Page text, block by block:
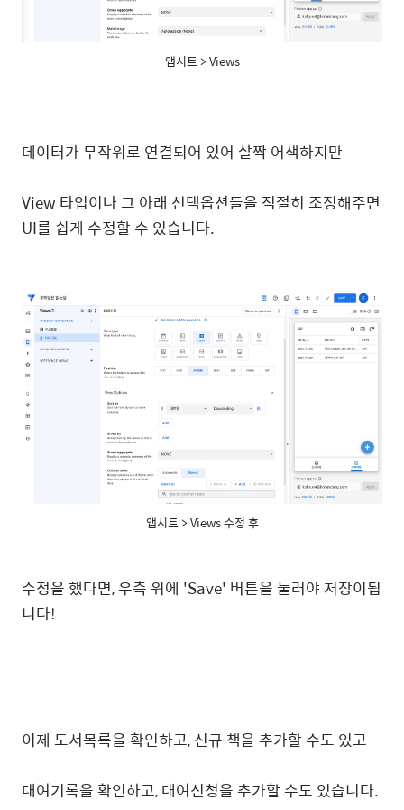
앱시트 > Views
데이터가 무작위로 연결되어 있어 살짝 어색하지만
View 타입이나 그 아래 선택옵션들을 적절히 조정해주면
UI를 쉽게 수정할 수 있습니다.
앱시트 > Views 수정 후
수정을 했다면, 우측 위에 'Save' 버튼을 눌러야 저장이됩
니다!
이제 도서목록을 확인하고, 신규 책을 추가할 수도 있고
대여기록을 확인하고, 대여신청을 추가할 수도 있습니다.